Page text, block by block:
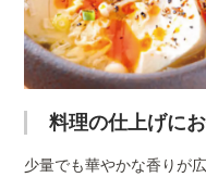
料理の仕上げに
少量でも華やかな香りが広